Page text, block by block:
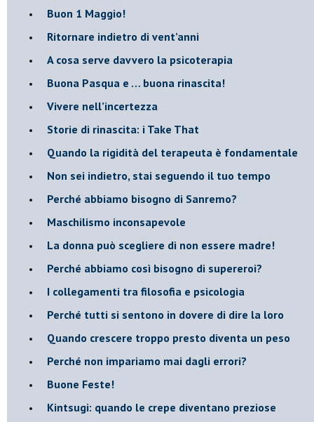
​Buon 1 Maggio!
Ritornare indietro di vent’anni
​A cosa serve davvero la psicoterapia
​Buona Pasqua e … buona rinascita!
​Vivere nell’incertezza
​Storie di rinascita: i Take That
​Quando la rigidità del terapeuta è fondamentale
​Non sei indietro, stai seguendo il tuo tempo
​Perché abbiamo bisogno di Sanremo?
​Maschilismo inconsapevole
​La donna può scegliere di non essere madre!
​Perché abbiamo così bisogno di supereroi?
​I collegamenti tra filosofia e psicologia
​Perché tutti si sentono in dovere di dire la loro
​Quando crescere troppo presto diventa un peso
​Perché non impariamo mai dagli errori?
​Buone Feste!
​Kintsugi: quando le crepe diventano preziose